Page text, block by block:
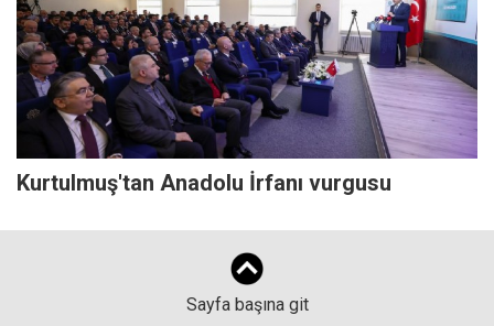
Kurtulmuş'tan Anadolu İrfanı vurgusu
Sayfa başına git